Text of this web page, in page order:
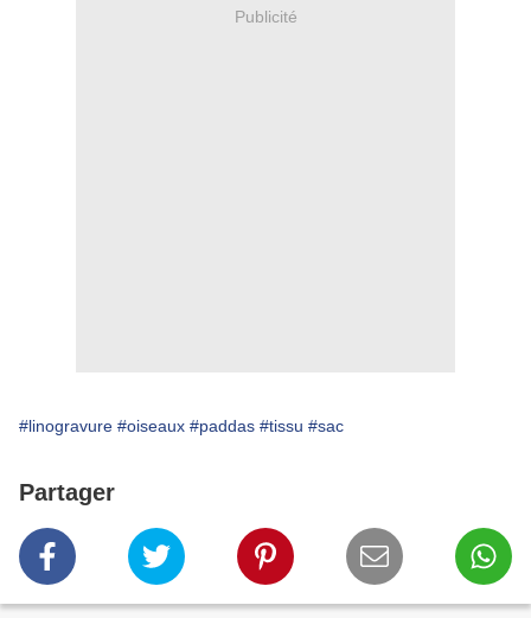
Publicité
#linogravure #oiseaux #paddas #tissu #sac
Partager